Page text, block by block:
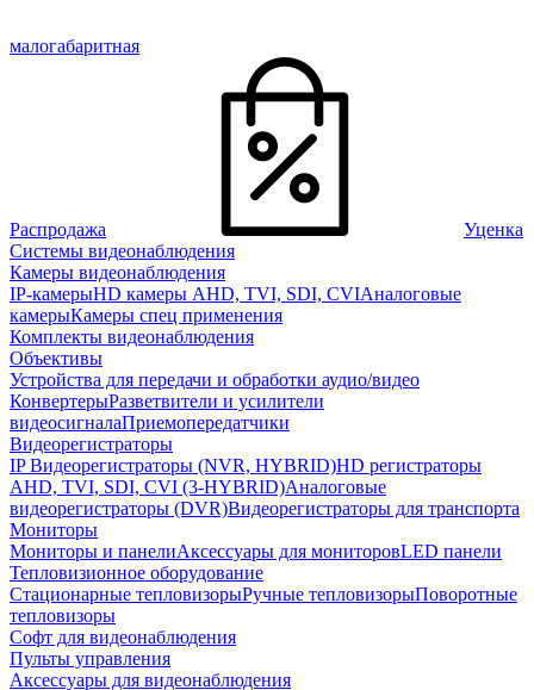
малогабаритная
Распродажа
Уценка
Системы видеонаблюдения
Камеры видеонаблюдения
IP-камерыHD камеры AHD, TVI, SDI, CVIАналоговые
камерыКамеры спец применения
Комплекты видеонаблюдения
Объективы
Устройства для передачи и обработки аудио/видео
КонвертерыРазветвители и усилители
видеосигналаПриемопередатчики
Видеорегистраторы
IP Видеорегистраторы (NVR, HYBRID)HD регистраторы
AHD, TVI, SDI, CVI (3-HYBRID)Аналоговые
видеорегистраторы (DVR)Видеорегистраторы для транспорта
Мониторы
Мониторы и панелиАксессуары для мониторовLED панели
Тепловизионное оборудование
Стационарные тепловизорыРучные тепловизорыПоворотные
тепловизоры
Софт для видеонаблюдения
Пульты управления
Аксессуары для видеонаблюдения